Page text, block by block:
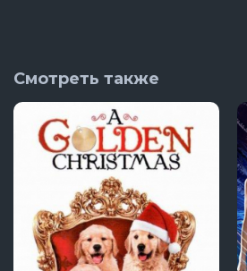
Смотреть также